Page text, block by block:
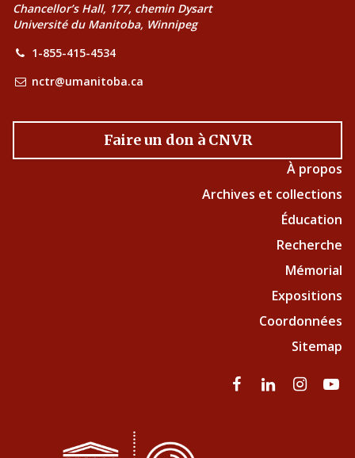
Chancellor’s Hall, 177, chemin Dysart
Université du Manitoba, Winnipeg
1-855-415-4534
nctr@umanitoba.ca
Faire un don à CNVR
À propos
Archives et collections
Éducation
Recherche
Mémorial
Expositions
Coordonnées
Sitemap